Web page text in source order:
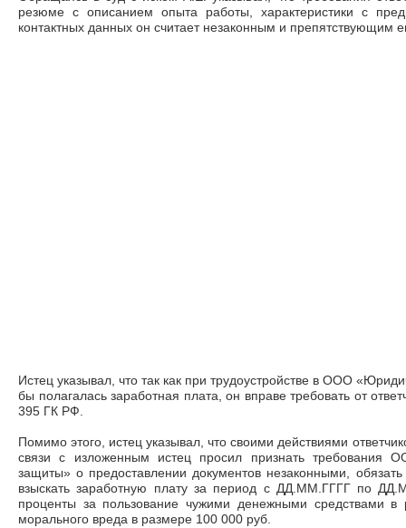
резюме с описанием опыта работы, характеристики с
контактных данных он считает незаконным и препятствующим
Истец указывал, что так как при трудоустройстве в ООО
бы полагалась заработная плата, он вправе требовать от
395 ГК РФ.
Помимо этого, истец указывал, что своими действиями
связи с изложенным истец просил признать требования
защиты» о предоставлении документов незаконными,
взыскать заработную плату за период с ДД.ММ.ГГГГ по
проценты за пользование чужими денежными средствами
морального вреда в размере 100 000 руб.